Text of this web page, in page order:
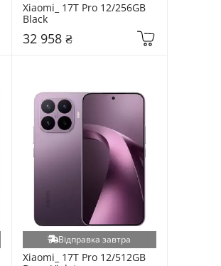
Xiaomi_ 17T Pro 12/256GB
Black
32 958 ₴
Відправка завтра
Xiaomi_ 17T Pro 12/512GB